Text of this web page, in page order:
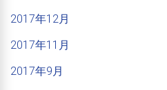
2017年12月
2017年11月
2017年9月